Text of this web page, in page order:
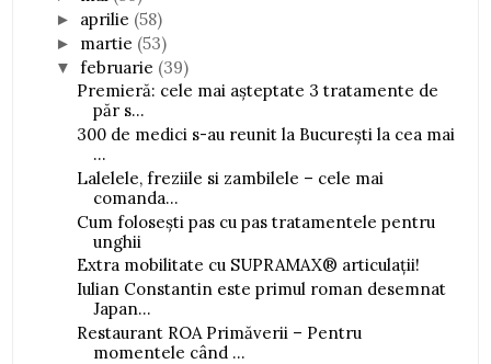
► aprilie (58)
► martie (53)
▼februarie (39)
Premieră: cele mai așteptate 3 tratamente de
păr s...
300 de medici s-au reunit la București la cea mai
...
Lalelele, freziile si zambilele – cele mai
comanda...
Cum folosești pas cu pas tratamentele pentru
unghii
Extra mobilitate cu SUPRAMAX® articulații!
Iulian Constantin este primul roman desemnat
Japan...
Restaurant ROA Primăverii – Pentru
momentele când ...